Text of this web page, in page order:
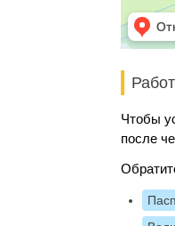
Чтобы
после